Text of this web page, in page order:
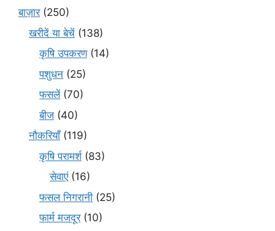
बाज़ार(250)
खरीदें या बेचें (138)
कृषि उपकरण(14)
पशुधन (25)
फसलें(70)
बीज (40)
नौकरियाँ(119)
कृषि परामर्श(83)
सेवाएं(16)
फसल निगरानी (25)
फार्म मजदूर(10)